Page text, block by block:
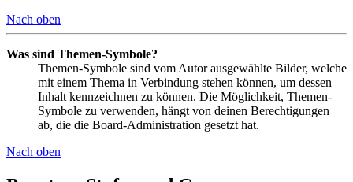
Nach oben
Was sind Themen-Symbole?
Themen-Symbole sind vom Autor ausgewählte Bilder, welche
mit einem Thema in Verbindung stehen können, um dessen
Inhalt kennzeichnen zu können. Die Möglichkeit, Themen-
Symbole zu verwenden, hängt von deinen Berechtigungen
ab, die die Board-Administration gesetzt hat.
Nach oben